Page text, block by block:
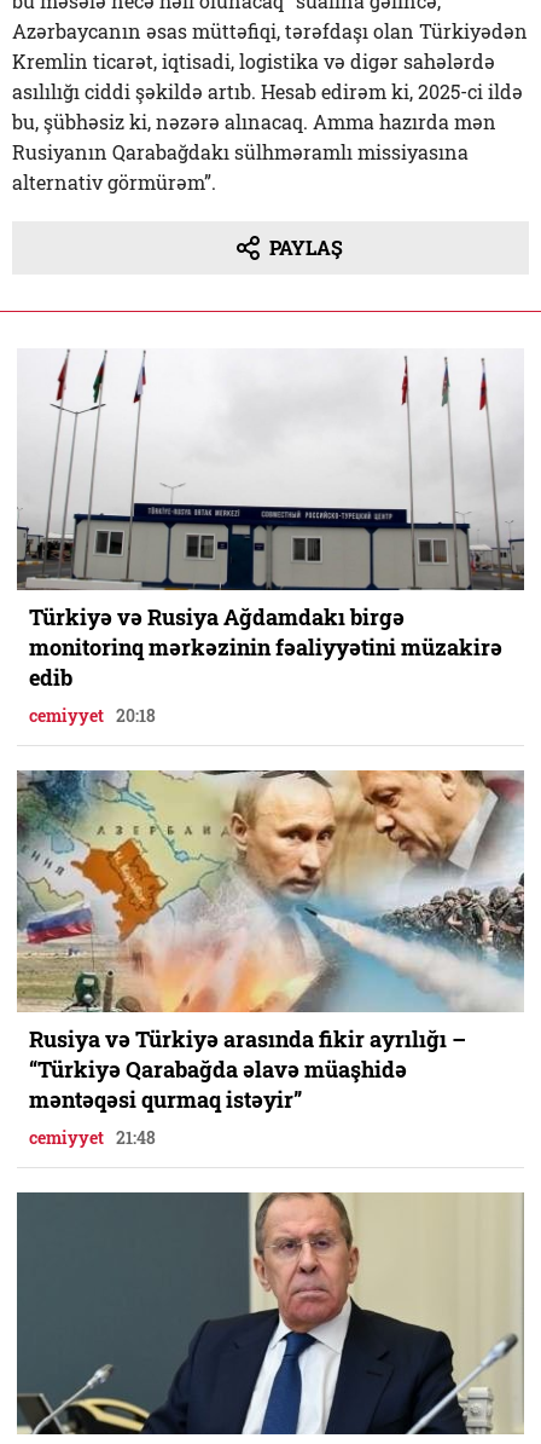
Azərbaycanın əsas müttəfiqi, tərəfdaşı olan Türkiyədən
Kremlin ticarət, iqtisadi, logistika və digər sahələrdə
asılılığı ciddi şəkildə artıb. Hesab edirəm ki, 2025-ci ildə
bu, şübhəsiz ki, nəzərə alınacaq. Amma hazırda mən
Rusiyanın Qarabağdakı sülhməramlı missiyasına
alternativ görmürəm”.
PAYLAŞ
Türkiyə və Rusiya Ağdamdakı birgə
monitorinq mərkəzinin fəaliyyətini müzakirə
edib
cemiyyet 20:18
Rusiya və Türkiyə arasında fikir ayrılığı –
“Türkiyə Qarabağda əlavə müaşhidə
məntəqəsi qurmaq istəyir”
cemiyyet 21:48